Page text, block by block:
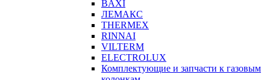
BAXI
ЛЕМАКС
THERMEX
RINNAI
VILTERM
ELECTROLUX
Комплектующие и запчасти к газовым